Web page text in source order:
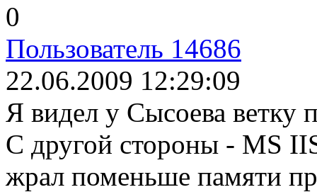
0
Пользователь 14686
22.06.2009 12:29:09
Я видел у Сысоева ветку
C другой стороны - MS
жрал поменьше памяти